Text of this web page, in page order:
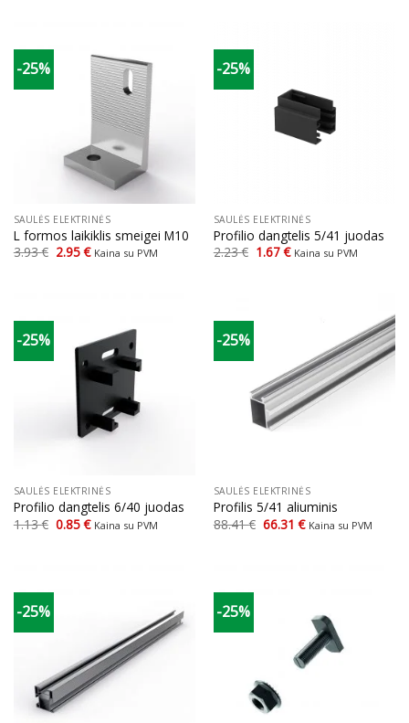
-25%
SAULĖS ELEKTRINĖS
L formos laikiklis smeigei M10
3.93€ Original
2.95€Current
Kaina su PVM
-25%
SAULĖS ELEKTRINĖS
Profilio dangtelis 5/41 juodas
2.23€ Original
1.67€Current
Kaina su PVM
-25%
SAULĖS ELEKTRINĖS
Profilio dangtelis 6/40 juodas
1.13€ Original
price
0.85€Current
price
Kaina su PVM
-25%
SAULĖS ELEKTRINĖS
Profilis 5/41 aliuminis
88.41€ Original
price
66.31€Current
price
Kaina su PVM
-25% -25%